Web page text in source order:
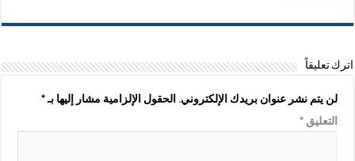
اترك تعليقاً
لن يتم نشر عنوان بريدك الإلكتروني. الحقول الإلزامية مشار إليها بـ*
التعليق*